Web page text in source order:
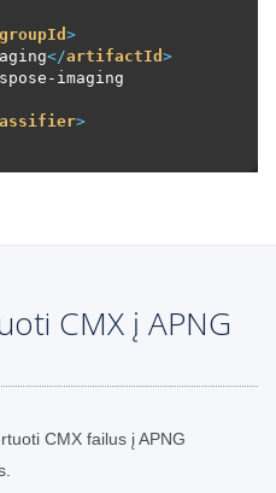
groupId >
</artifactId >
imaging
>
CMX į APNG
CMX failus į APNG